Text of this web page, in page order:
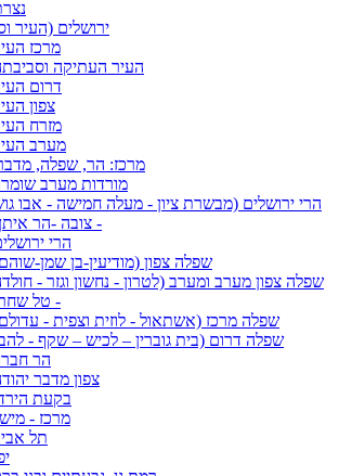
ירושלים (העיר
מרכז
העיר העתיקה
דרום
צפון
מזרח
מערב
מרכז: הר, שפלה,
מורדות מערב
הרי ירושלים (מבשרת ציון - מעלה חמישה - אבו
- צובה -הר
הרי
שפלה צפון (מודיעין-בן שמן-
שפלה צפון מערב ומערב (לטרון - נחשון וגזר -
- טל
שפלה מרכז (אשתאול - לוזית וצפית -
שפלה דרום (בית גוברין – לכיש – שקף -
הר
צפון מדבר
בקעת
מרכז -
תל